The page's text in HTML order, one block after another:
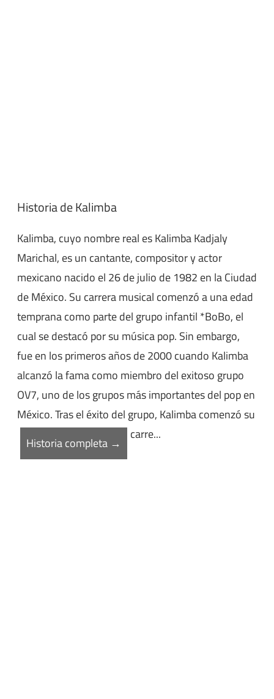
Historia de Kalimba
Kalimba, cuyo nombre real es Kalimba Kadjaly
Marichal, es un cantante, compositor y actor
mexicano nacido el 26 de julio de 1982 en la Ciudad
de México. Su carrera musical comenzó a una edad
temprana como parte del grupo infantil *BoBo, el
cual se destacó por su música pop. Sin embargo,
fue en los primeros años de 2000 cuando Kalimba
alcanzó la fama como miembro del exitoso grupo
OV7, uno de los grupos más importantes del pop en
México. Tras el éxito del grupo, Kalimba comenzó su
carre...
Historia completa →